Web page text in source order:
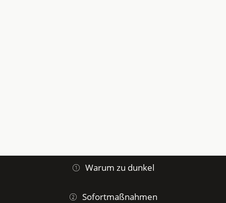
Warum zu dunkel
Sofortmaßnahmen